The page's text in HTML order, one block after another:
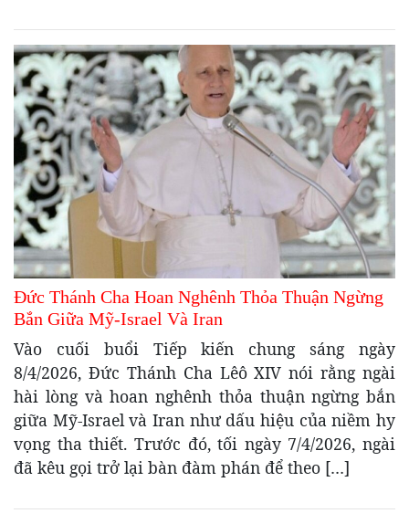
Đức Thánh Cha Hoan Nghênh Thỏa Thuận Ngừng
Bắn Giữa Mỹ-Israel Và Iran
Vào cuối buổi Tiếp kiến chung sáng ngày
8/4/2026, Đức Thánh Cha Lêô XIV nói rằng ngài
hài lòng và hoan nghênh thỏa thuận ngừng bắn
giữa Mỹ-Israel và Iran như dấu hiệu của niềm hy
vọng tha thiết. Trước đó, tối ngày 7/4/2026, ngài
đã kêu gọi trở lại bàn đàm phán để theo […]